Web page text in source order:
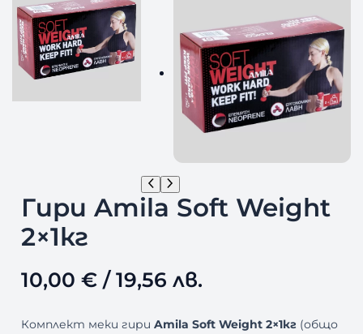
Гири Amila Soft Weight
2×1кг
10,00 €/ 19,56 лв.
Комплект меки гири Amila Soft Weight 2×1кг (общо